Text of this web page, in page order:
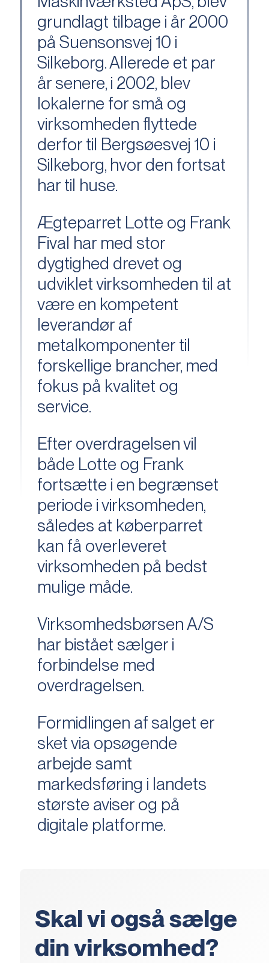
grundlagt tilbage i år 2000
på Suensonsvej 10 i
Silkeborg. Allerede et par
år senere, i 2002, blev
lokalerne for små og
virksomheden flyttede
derfor til Bergsøesvej 10 i
Silkeborg, hvor den fortsat
har til huse.
Ægteparret Lotte og Frank
Fival har med stor
dygtighed drevet og
udviklet virksomheden til at
være en kompetent
leverandør af
metalkomponenter til
forskellige brancher, med
fokus på kvalitet og
service.
Efter overdragelsen vil
både Lotte og Frank
fortsætte i en begrænset
periode i virksomheden,
således at køberparret
kan få overleveret
virksomheden på bedst
mulige måde.
Virksomhedsbørsen A/S
har bistået sælger i
forbindelse med
overdragelsen.
Formidlingen af salget er
sket via opsøgende
arbejde samt
markedsføring i landets
største aviser og på
digitale platforme.
Skal vi også sælge
din virksomhed?